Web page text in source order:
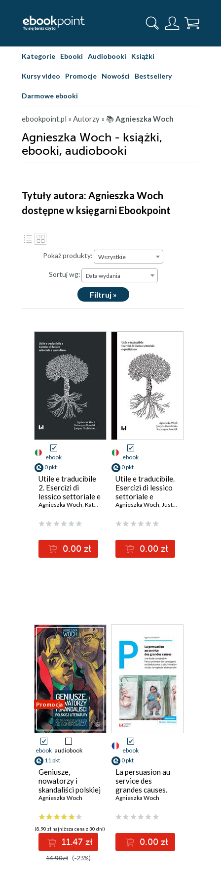
Kategorie Ebooki Audiobooki Książki
Kursy video Promocje Nowości Bestsellery
Darmowe ebooki
ebookpoint.pl » Autorzy » 📚Agnieszka Woch
Agnieszka Woch - książki,
ebooki, audiobooki
Tytuły autora: Agnieszka Woch
dostępne w księgarni Ebookpoint
Pokaż produkty: Wszystkie
Sortuj wg: Data wydania
Filtruj »
ebook
0 pkt
Utile e traducibile
2. Esercizi di
lessico settoriale e
quotidiano
Agnieszka Woch, Katarzyna Kowalik ,Justyna Groblińska
0.00 zł
ebook
0 pkt
Utile e traducibile.
Esercizi di lessico
settoriale e
quotidiano
Agnieszka Woch, Justyna Groblińska
0.00 zł
Promocja
ebook audiobook
11 pkt
Geniusze,
nowatorzy i
skandaliści polskiej
literatury. Od
do Gombrowicza
Agnieszka Woch
(8,90 zł najniższa cena z 30 dni)
11.47 zł
14.90zł (-23%)
ebook
0 pkt
La persuasion au
service des
grandes causes.
Une étude
franco-polonaise
sociétales contre
la discrimination
raciste,
Agnieszka Woch
0.00 zł